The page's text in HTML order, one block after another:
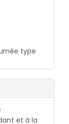
type
et à la